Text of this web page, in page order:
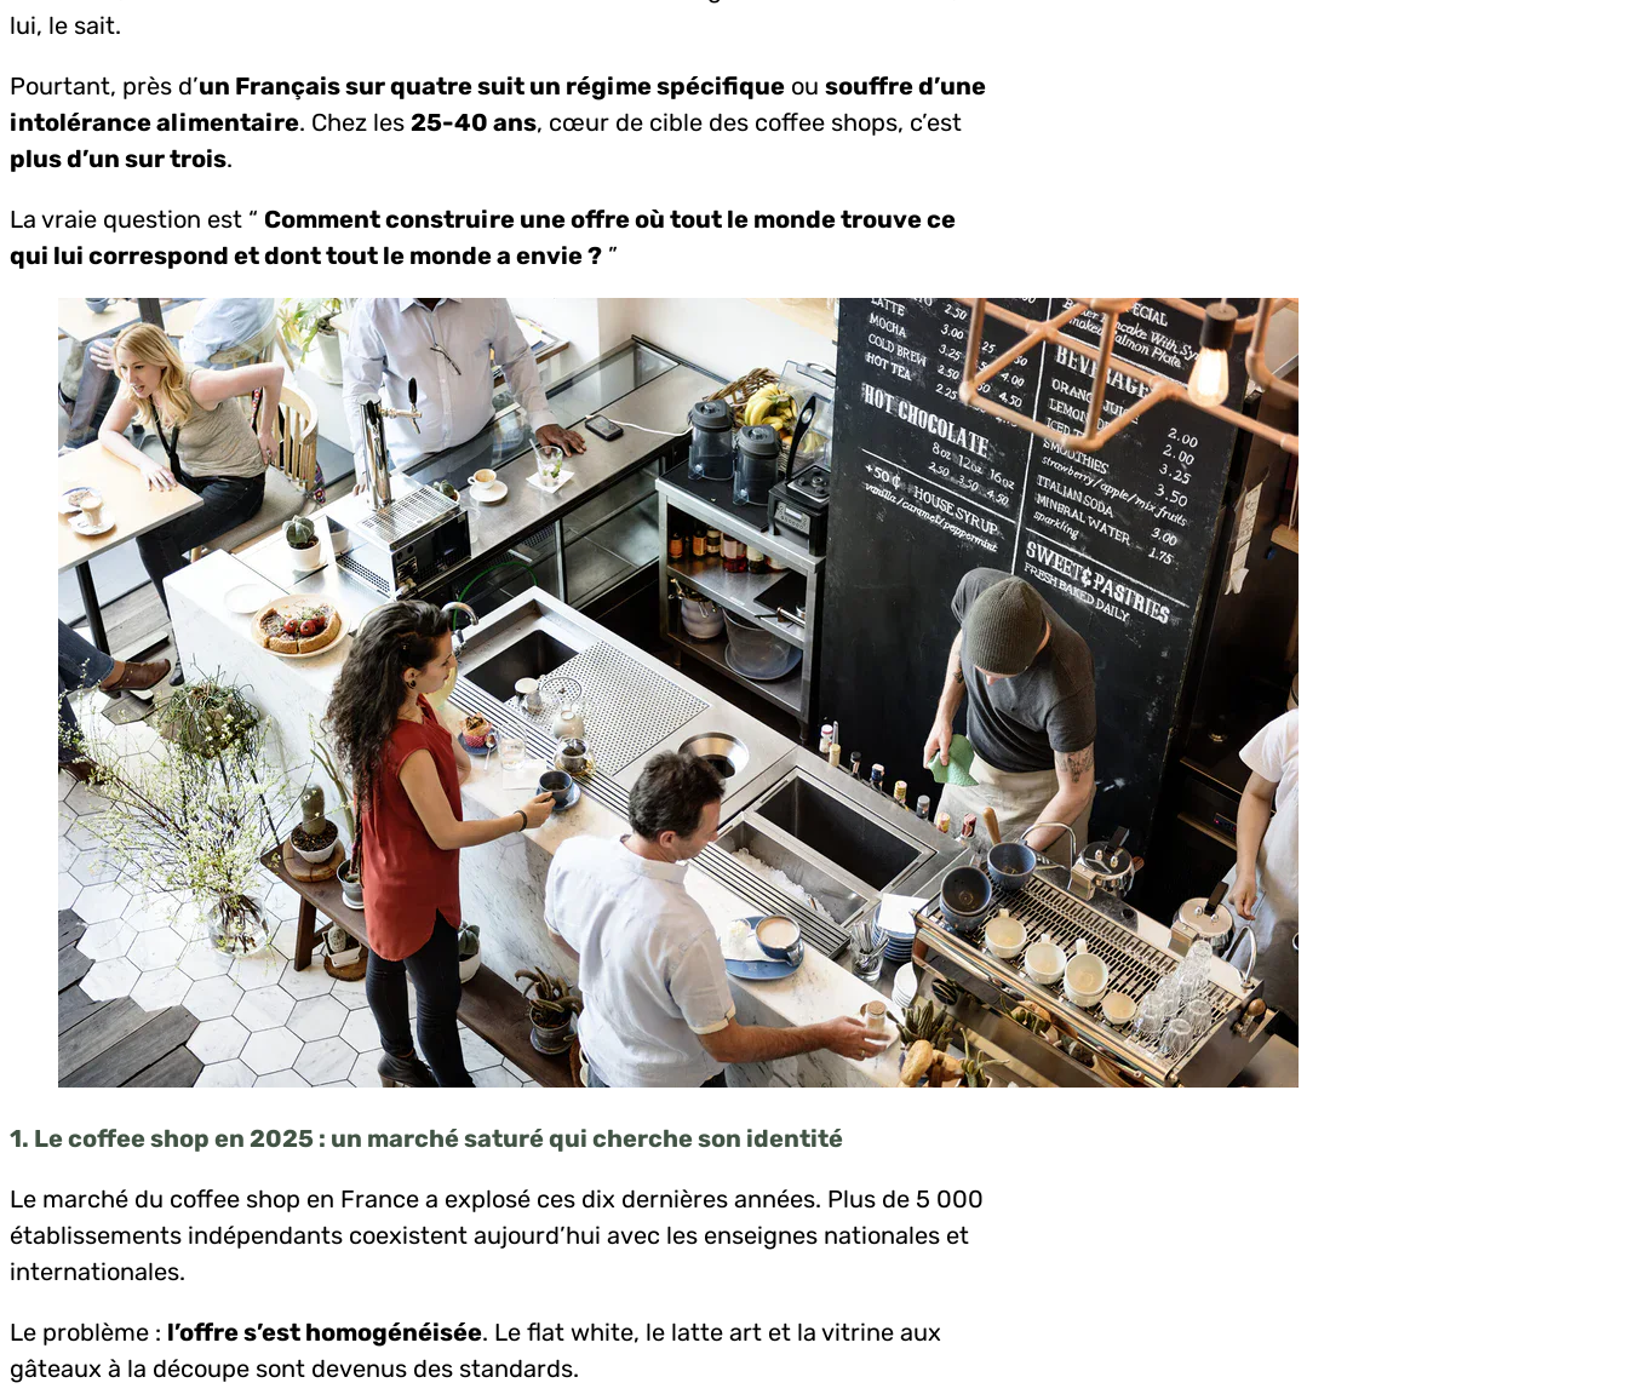
lui, le sait.
Pourtant, près d’un Français sur quatre suit un régime spécifique ou souffre d’une
intolérance alimentaire. Chez les 25-40 ans, cœur de cible des coffee shops, c’est
plus d’un sur trois.
La vraie question est “ Comment construire une offre où tout le monde trouve ce
qui lui correspond et dont tout le monde a envie ? ”
1. Le coffee shop en 2025 : un marché saturé qui cherche son identité
Le marché du coffee shop en France a explosé ces dix dernières années. Plus de 5 000
établissements indépendants coexistent aujourd’hui avec les enseignes nationales et
internationales.
Le problème : l’offre s’est homogénéisée. Le flat white, le latte art et la vitrine aux
gâteaux à la découpe sont devenus des standards.